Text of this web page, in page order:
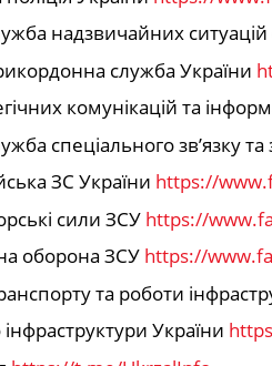
надзвичайних
служба України
комунікацій та
спеціального зв’язку та
ЗС України https://
сили ЗСУ https://
оборона ЗСУ https://
та роботи
інфраструктури України